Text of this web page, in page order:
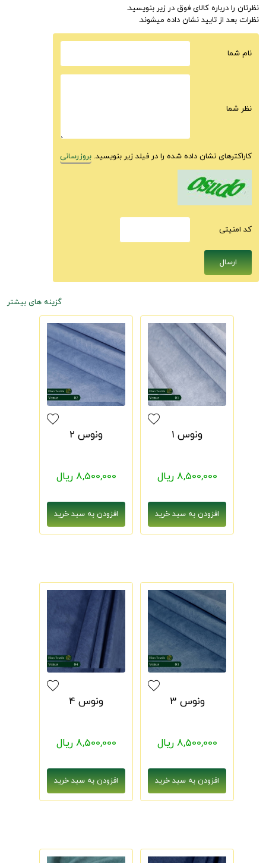
نظرتان را درباره کالای فوق در زیر بنویسید.
نظرات بعد از تایید نشان داده میشوند.
نام شما
نظر شما
کاراکترهای نشان داده شده را در فیلد زیر بنویسید. بروزرسانی
كد امنيتى
گزینه های بیشتر
ونوس 1
8,500,000 ریال
ونوس 2
8,500,000 ریال
ونوس 3
8,500,000 ریال
ونوس 4
8,500,000 ریال